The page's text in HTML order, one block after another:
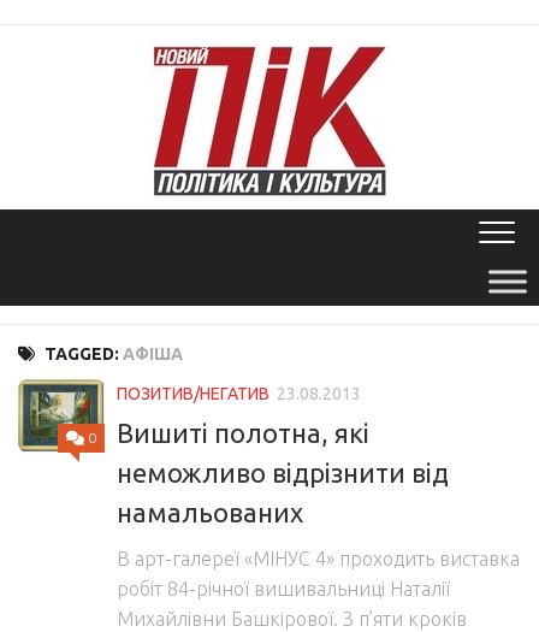
TAGGED: АФІША
0
ПОЗИТИВ/НЕГАТИВ 23.08.2013
Вишиті полотна, які
неможливо відрізнити від
намальованих
В арт-галереї «МІНУС 4» проходить виставка
робіт 84-річної вишивальниці Наталії
Михайлівни Башкірової. З п’яти кроків